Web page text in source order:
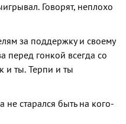
Говорят, неплохо
за поддержку и своему
перед гонкой всегда со
и ты. Терпи и ты
не старался быть на кого-